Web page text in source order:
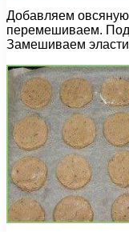
Добавляем
перемешиваем.
Замешиваем